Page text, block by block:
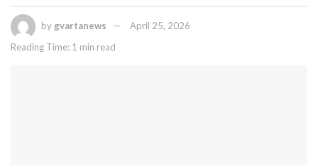
by gvartanews
April 25, 2026
Reading Time: 1 min read